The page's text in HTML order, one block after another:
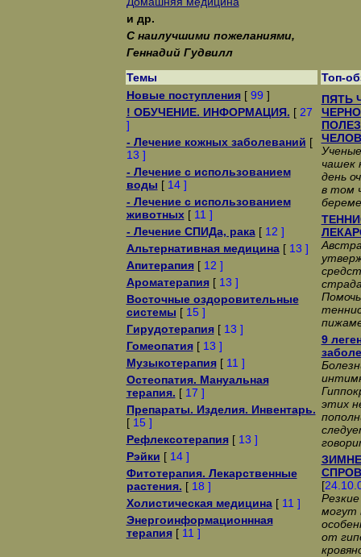
и др.
С наилучшими пожеланиями,
Геннадий Гудвилл
Темы
Топ-
Новые поступления[ 99 ]
! ОБУЧЕНИЕ. ИНФОРМАЦИЯ. [ 27
]
- Лечение кожных заболеваний [
13 ]
- Лечение с использованием
воды [ 14 ]
- Лечение с использованием
животных[ 11 ]
- Лечение СПИДа, рака[ 12 ]
Альтернативная медицина[ 13 ]
Апитерапия[ 12 ]
Ароматерапия[ 13 ]
Восточные оздоровительные
системы [ 15 ]
Гирудотерапия[ 13 ]
Гомеопатия[ 13 ]
Музыкотерапия[ 11 ]
Остеопатия. Мануальная
терапия. [ 17 ]
Препараты. Изделия. Инвентарь.
[ 15 ]
Рефлексотерапия[ 13 ]
Рэйки [ 14 ]
Фитотерапия. Лекарственные
растения. [ 18 ]
Холистическая медицина[ 11 ]
Энергоинформационнная
терапия[ 11 ]
ПЯТЬ
чашек
день
в том
9
этих
[
могут
от